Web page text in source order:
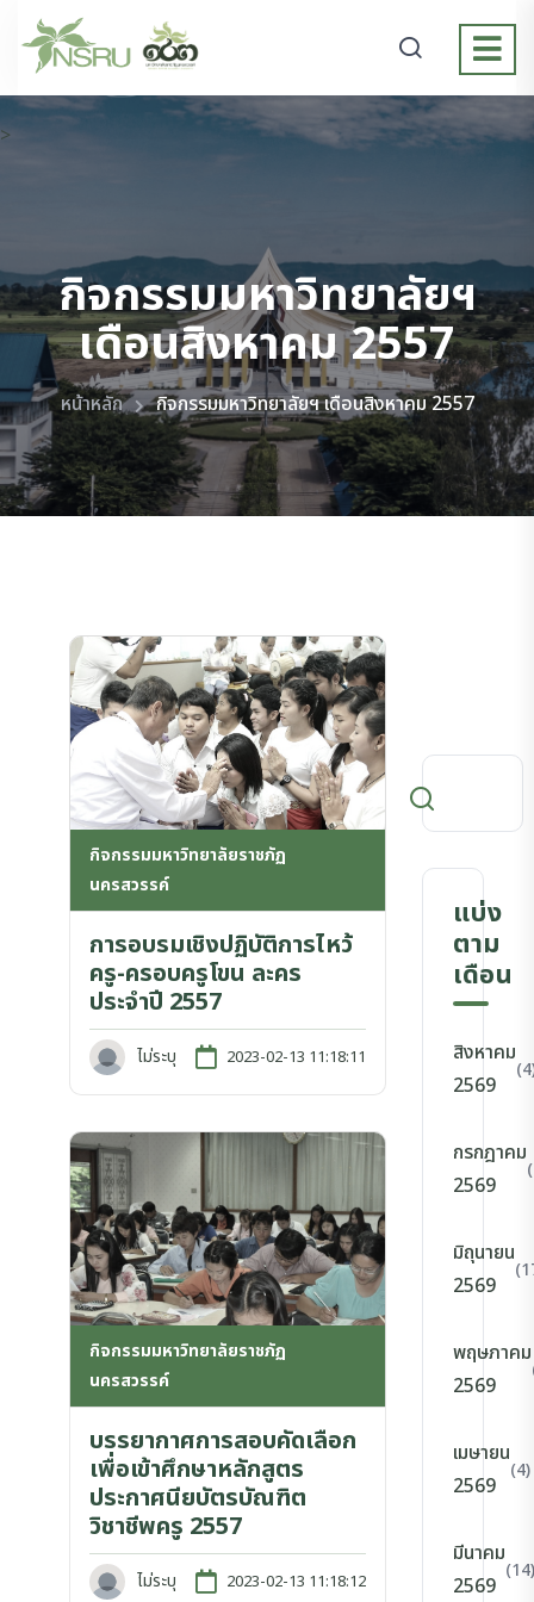
>
กิจกรรมมหาวิทยาลัยฯ
เดือนสิงหาคม 2557
หน้าหลัก กิจกรรมมหาวิทยาลัยฯ เดือนสิงหาคม 2557
กิจกรรมมหาวิทยาลัยราชภัฏ
นครสวรรค์
การอบรมเชิงปฏิบัติการไหว้
ครู-ครอบครูโขน ละคร
ประจำปี 2557
ไม่ระบุ 2023-02-13 11:18:11
กิจกรรมมหาวิทยาลัยราชภัฏ
นครสวรรค์
บรรยากาศการสอบคัดเลือก
เพื่อเข้าศึกษาหลักสูตร
ประกาศนียบัตรบัณฑิต
วิชาชีพครู 2557
ไม่ระบุ 2023-02-13 11:18:12
แบ่ง
ตาม
เดือน
สิงหาคม
2569
กรกฎาคม
2569
มิถุนายน
2569
พฤษภาคม
2569
เมษายน
2569
(4)
มีนาคม
2569
(14)